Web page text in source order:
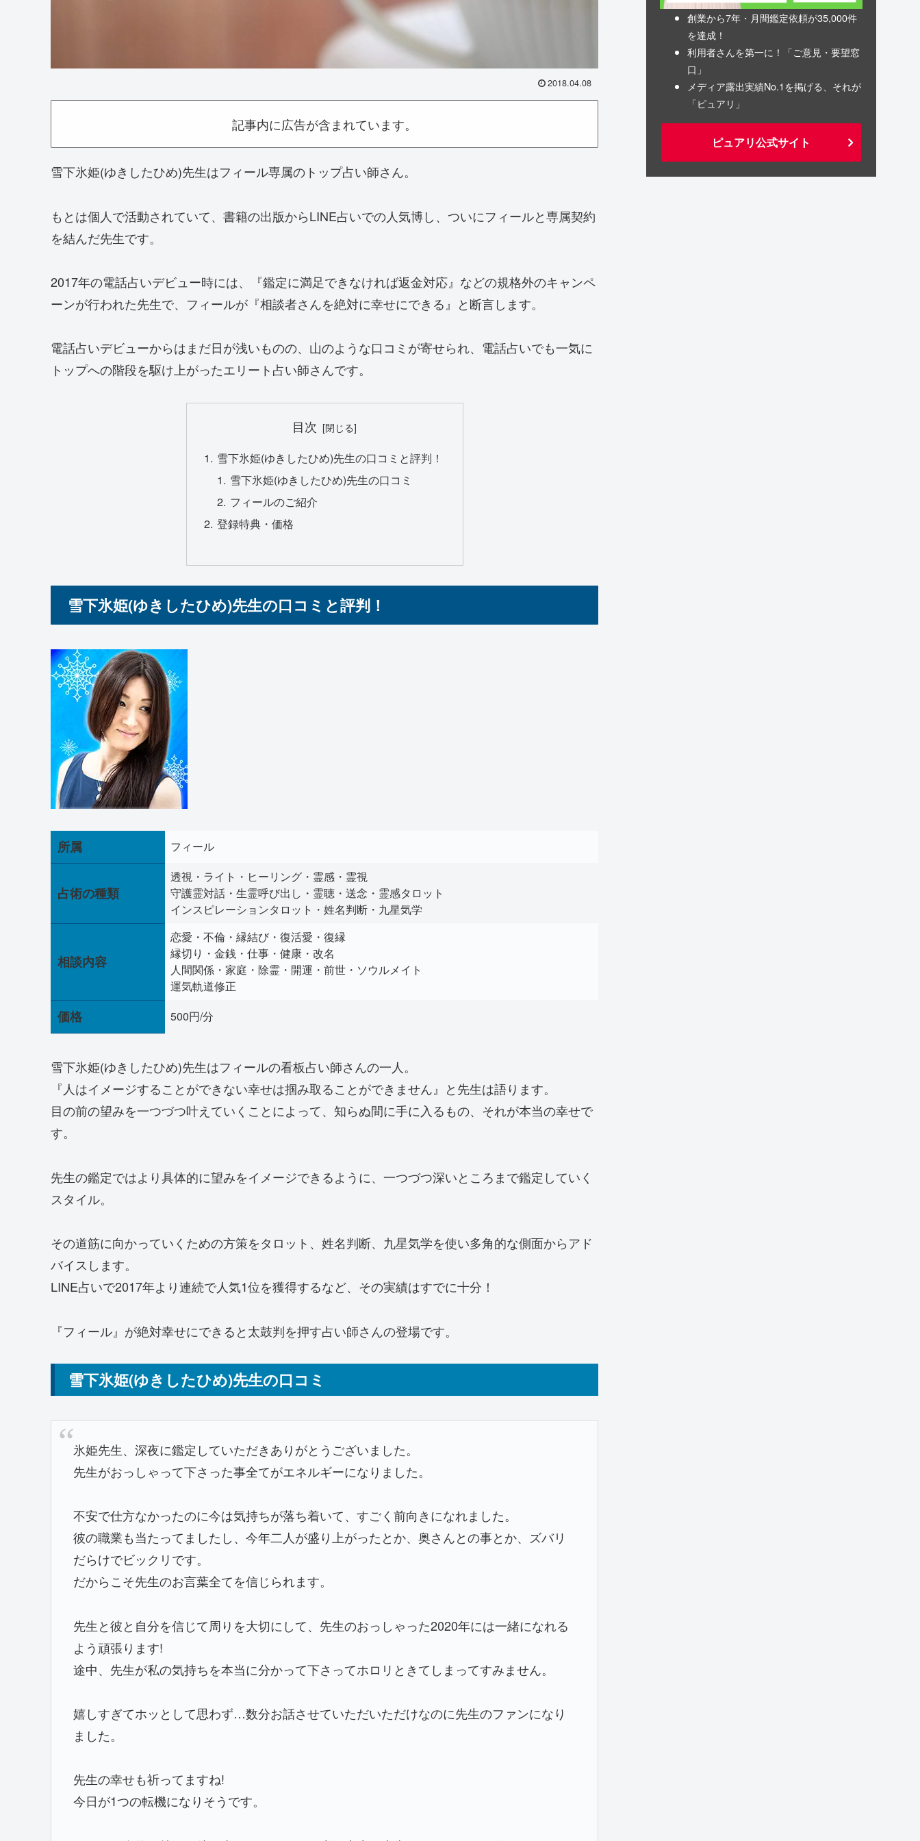
2018.04.08
記事内に広告が含まれています。
雪下氷姫(ゆきしたひめ)先生はフィール専属のトップ占い師さん。
もとは個人で活動されていて、書籍の出版からLINE占いでの人気博し、ついにフィールと専属契約
を結んだ先生です。
2017年の電話占いデビュー時には、『鑑定に満足できなければ返金対応』などの規格外のキャンペ
ーンが行われた先生で、フィールが『相談者さんを絶対に幸せにできる』と断言します。
電話占いデビューからはまだ日が浅いものの、山のような口コミが寄せられ、電話占いでも一気に
トップへの階段を駆け上がったエリート占い師さんです。
目次
雪下氷姫(ゆきしたひめ)先生の口コミと評判！
雪下氷姫(ゆきしたひめ)先生の口コミ
フィールのご紹介
登録特典・価格
雪下氷姫(ゆきしたひめ)先生の口コミと評判！
所属 フィール
占術の種類
透視・ライト・ヒーリング・霊感・霊視
守護霊対話・生霊呼び出し・霊聴・送念・霊感タロット
インスピレーションタロット・姓名判断・九星気学
相談内容
恋愛・不倫・縁結び・復活愛・復縁
縁切り・金銭・仕事・健康・改名
人間関係・家庭・除霊・開運・前世・ソウルメイト
運気軌道修正
価格 500円/分
雪下氷姫(ゆきしたひめ)先生はフィールの看板占い師さんの一人。
『人はイメージすることができない幸せは掴み取ることができません』と先生は語ります。
目の前の望みを一つづつ叶えていくことによって、知らぬ間に手に入るもの、それが本当の幸せで
す。
先生の鑑定ではより具体的に望みをイメージできるように、一つづつ深いところまで鑑定していく
スタイル。
その道筋に向かっていくための方策をタロット、姓名判断、九星気学を使い多角的な側面からアド
バイスします。
LINE占いで2017年より連続で人気1位を獲得するなど、その実績はすでに十分！
『フィール』が絶対幸せにできると太鼓判を押す占い師さんの登場です。
雪下氷姫(ゆきしたひめ)先生の口コミ
氷姫先生、深夜に鑑定していただきありがとうございました。
先生がおっしゃって下さった事全てがエネルギーになりました。
不安で仕方なかったのに今は気持ちが落ち着いて、すごく前向きになれました。
彼の職業も当たってましたし、今年二人が盛り上がったとか、奥さんとの事とか、ズバリ
だらけでビックリです。
だからこそ先生のお言葉全てを信じられます。
先生と彼と自分を信じて周りを大切にして、先生のおっしゃった2020年には一緒になれる
よう頑張ります!
途中、先生が私の気持ちを本当に分かって下さってホロリときてしまってすみません。
嬉しすぎてホッとして思わず…数分お話させていただいただけなのに先生のファンになり
ました。
先生の幸せも祈ってますね!
今日が1つの転機になりそうです。
創業から7年・月間鑑定依頼が35,000件
を達成！
利用者さんを第一に！「ご意見・要望窓
口」
メディア露出実績No.1を掲げる、それが
「ピュアリ」
ピュアリ公式サイト